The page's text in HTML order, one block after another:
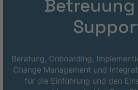
Beratung, Onboarding,
Change Management und
für die Einführung und den